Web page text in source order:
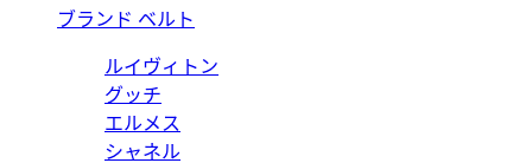
ブランド ベルト
ルイヴィトン
グッチ
エルメス
シャネル